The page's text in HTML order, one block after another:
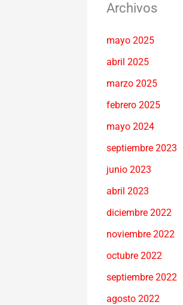
Archivos
mayo 2025
abril 2025
marzo 2025
febrero 2025
mayo 2024
septiembre 2023
junio 2023
abril 2023
diciembre 2022
noviembre 2022
octubre 2022
septiembre 2022
agosto 2022